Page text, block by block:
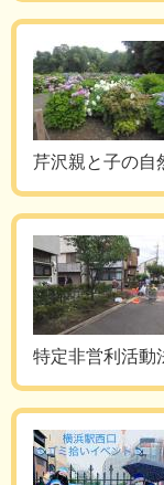
芹沢親と子の自
特定非営利活動